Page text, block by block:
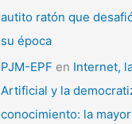
autito ratón que
su época
PJM-EPF en Internet,
Artificial y la
conocimiento: la